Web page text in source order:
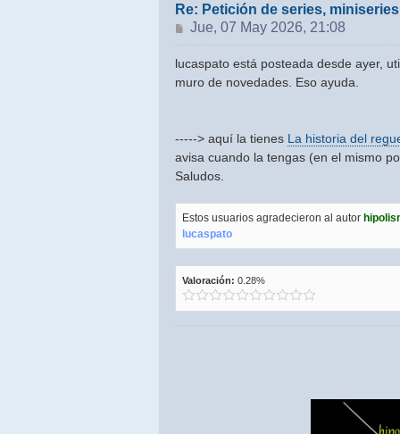
Re: Petición de series,
Mensaje
Jue, 07 May 2026, 21:08
lucaspato está posteada desde ayer,
muro de novedades. Eso ayuda.
-----> aquí la tienes La historia del
avisa cuando la tengas (en el mismo
Saludos.
Estos usuarios agradecieron al autor
lucaspato
Valoración: 0.28%